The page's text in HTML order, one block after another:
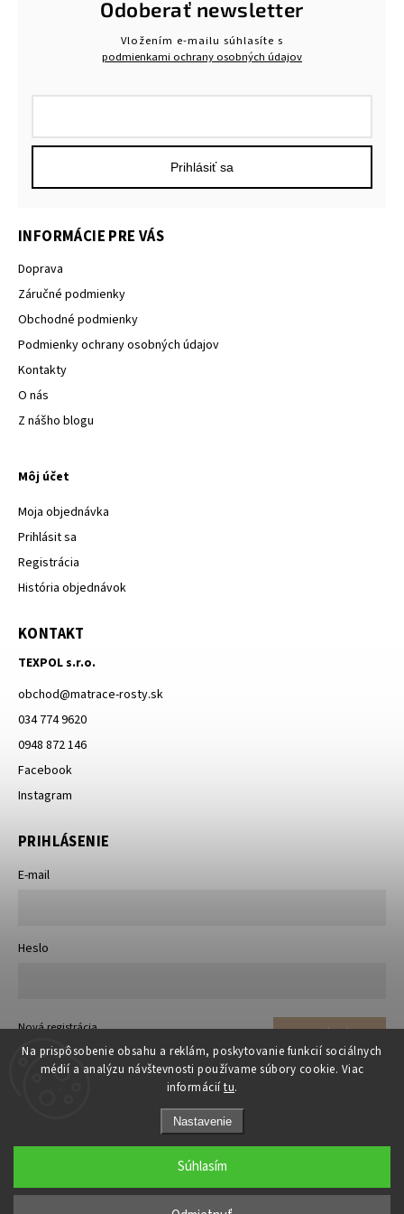
Na prispôsobenie obsahu a reklám, poskytovanie funkcií sociálnych
médií a analýzu návštevnosti používame súbory cookie. Viac
informácií tu.
Nastavenie
Súhlasím
Odoberať newsletter
Vložením e-mailu súhlasíte s
podmienkami ochrany osobných údajov
Prihlásiť sa
INFORMÁCIE PRE VÁS
Doprava
Záručné podmienky
Obchodné podmienky
Podmienky ochrany osobných údajov
Kontakty
O nás
Z nášho blogu
Môj účet
Moja objednávka
Prihlásit sa
Registrácia
História objednávok
KONTAKT
TEXPOL s.r.o.
obchod@matrace-rosty.sk
034 774 9620
0948 872 146
Facebook
Instagram
PRIHLÁSENIE
E-mail
Heslo
Prihlásiť sa
Nová registrácia
Zabudnuté heslo
Upraviť nastavenie cookies